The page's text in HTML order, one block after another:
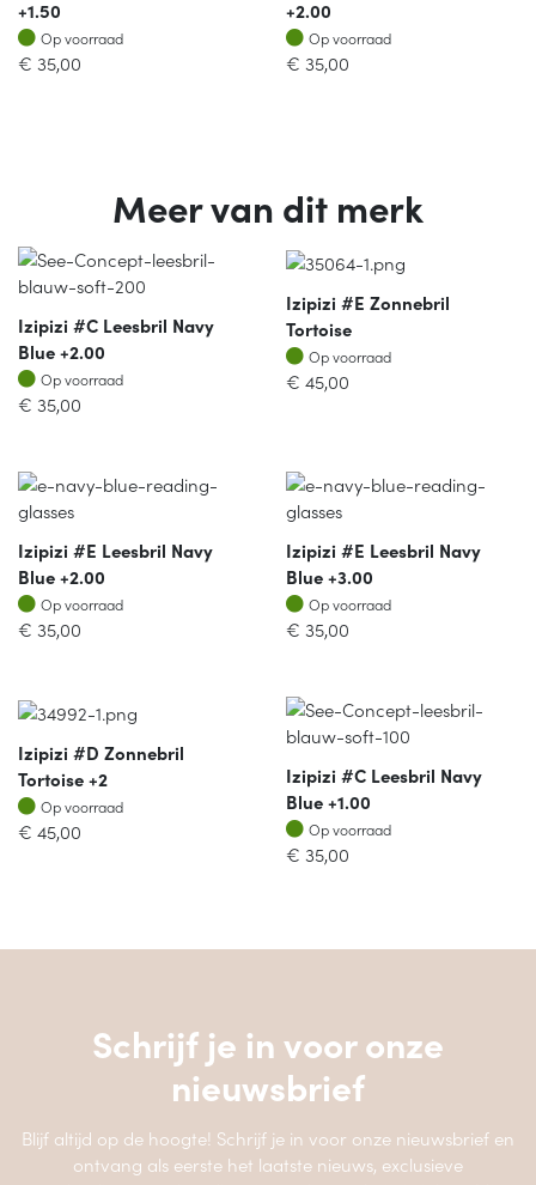
+1.50
Op voorraad
Op voorraad
€ 35,00
+2.00
Op voorraad
Op voorraad
€ 35,00
Meer van dit merk
Izipizi #C Leesbril Navy
Blue +2.00
Op voorraad
Op voorraad
€ 35,00
Izipizi #E Zonnebril
Tortoise
Op voorraad
Op voorraad
€ 45,00
Izipizi #E Leesbril Navy
Blue +2.00
Op voorraad
Op voorraad
€ 35,00
Izipizi #E Leesbril Navy
Blue +3.00
Op voorraad
Op voorraad
€ 35,00
Izipizi #D Zonnebril
Tortoise +2
Op voorraad
Op voorraad
€ 45,00
Izipizi #C Leesbril Navy
Blue +1.00
Op voorraad
Op voorraad
€ 35,00
Schrijf je in voor onze
nieuwsbrief
Blijf altijd op de hoogte! Schrijf je in voor onze nieuwsbrief en
ontvang als eerste het laatste nieuws, exclusieve